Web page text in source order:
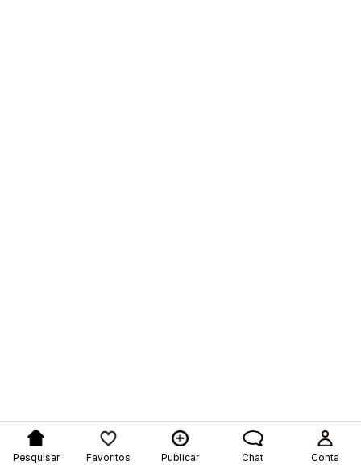
Pesquisar Favoritos Publicar Chat Conta